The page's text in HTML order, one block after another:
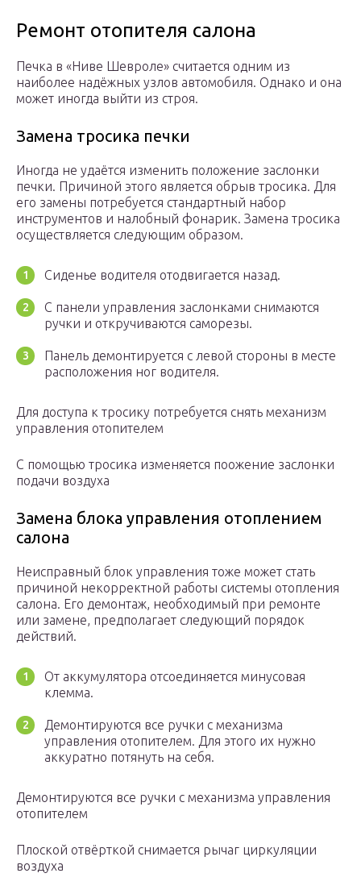
Ремонт отопителя салона
Печка в «Ниве Шевроле» считается одним из
наиболее надёжных узлов автомобиля. Однако и она
может иногда выйти из строя.
Замена тросика печки
Иногда не удаётся изменить положение заслонки
печки. Причиной этого является обрыв тросика. Для
его замены потребуется стандартный набор
инструментов и налобный фонарик. Замена тросика
осуществляется следующим образом.
Сиденье водителя отодвигается назад.
С панели управления заслонками снимаются
ручки и откручиваются саморезы.
Панель демонтируется с левой стороны в месте
расположения ног водителя.
Для доступа к тросику потребуется снять механизм
управления отопителем
С помощью тросика изменяется поожение заслонки
подачи воздуха
Замена блока управления отоплением
салона
Неисправный блок управления тоже может стать
причиной некорректной работы системы отопления
салона. Его демонтаж, необходимый при ремонте
или замене, предполагает следующий порядок
действий.
От аккумулятора отсоединяется минусовая
клемма.
Демонтируются все ручки с механизма
управления отопителем. Для этого их нужно
аккуратно потянуть на себя.
Демонтируются все ручки с механизма управления
отопителем
Плоской отвёрткой снимается рычаг циркуляции
воздуха